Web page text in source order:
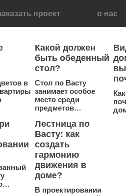
проект о нас
в
Какой должен
быть обеденный
стол?
Стол по Васту
занимает особое
место среди
предметов…
Лестница по
Васту: как
создать
гармонию
движения в
доме?
В проектировании